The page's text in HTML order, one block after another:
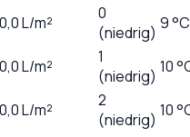
0,0L/m²
0
(niedrig) 9 °C
0,0L/m²
1
(niedrig) 10
0,0L/m²
2
(niedrig) 10